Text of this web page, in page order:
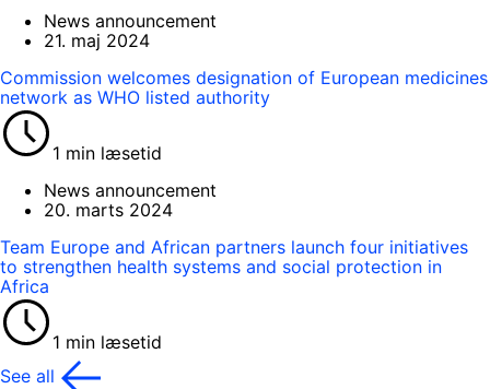
News announcement
21. maj 2024
Commission welcomes designation of European medicines
network as WHO listed authority
1 min læsetid
News announcement
20. marts 2024
Team Europe and African partners launch four initiatives
to strengthen health systems and social protection in
Africa
1 min læsetid
See all